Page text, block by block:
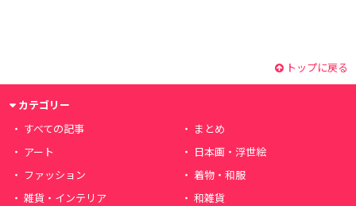
トップに戻る
カテゴリー
すべての記事
まとめ
アート
日本画・浮世絵
ファッション
着物・和服
雑貨・インテリア
和雑貨